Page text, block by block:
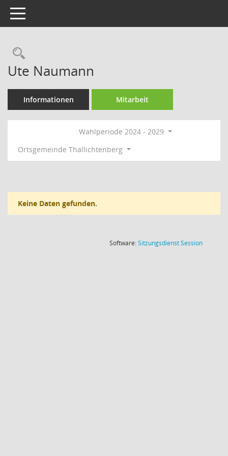
Toggle navigation
Rechercheauswahl
Ute Naumann
Informationen Mitarbeit
Wahlperiode 2024 - 2029
Ortsgemeinde Thallichtenberg
Keine Daten gefunden.
Software:SitzungsdienstSession(Wird in